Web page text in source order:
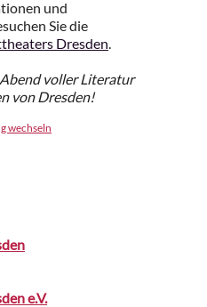
und
Sie die
Dresden.
voller Literatur
von Dresden!
wechseln
e.V.